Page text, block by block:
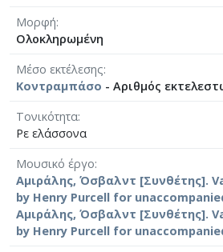
Μορφή
Ολοκληρωμένη
Μέσο εκτέλεσης
Κοντραμπάσο - Αριθμός
Τονικότητα
Ρε ελάσσονα
Μουσικό έργο
Αμιράλης, Όσβαλντ [Συνθέτης].
by Henry Purcell for
Αμιράλης, Όσβαλντ [Συνθέτης].
by Henry Purcell for